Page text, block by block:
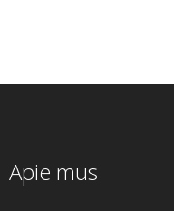
Apie mus